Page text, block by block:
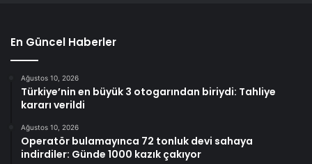
En Güncel Haberler
Ağustos 10, 2026
Türkiye’nin en büyük 3 otogarından biriydi: Tahliye
kararı verildi
Ağustos 10, 2026
Operatör bulamayınca 72 tonluk devi sahaya
indirdiler: Günde 1000 kazık çakıyor